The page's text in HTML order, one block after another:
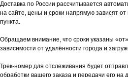
Доставка по России рассчитывается
на сайте, цены и сроки напрямую зависят
пункта.
Обращаем внимание, что сроки указаны
зависимости от удалённости города и
Трек-номер для отслеживания будет
обработки вашего заказа и передачи его на